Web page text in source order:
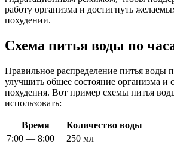
работу организма и достигнуть
похудении.
Схема питья воды по
Правильное распределение питья воды
улучшить общее состояние организма и
похудения. Вот пример схемы питья
использовать:
Время
Количество воды
7:00 — 8:00
250 мл